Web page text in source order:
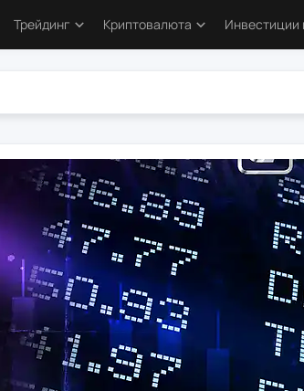
Трейдинг
Торговые стратегии
Индикаторы
Ресурсы
Криптовалюта
DeFi и Web3
Аирдропы и ретродропы
Криптокошельки
Инвестиции
Металлы